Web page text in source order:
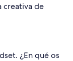
creativa de
¿En qué os